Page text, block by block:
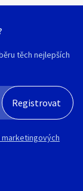
těch nejlepších